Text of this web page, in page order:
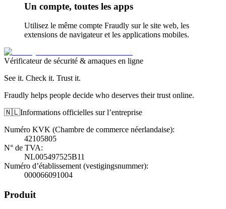
Un compte, toutes les apps
Utilisez le même compte Fraudly sur le site web, les
extensions de navigateur et les applications mobiles.
Vérificateur de sécurité & arnaques en ligne
See it. Check it. Trust it.
Fraudly helps people decide who deserves their trust online.
🇳🇱Informations officielles sur l’entreprise
Numéro KVK (Chambre de commerce néerlandaise):
42105805
N° de TVA:
NL005497525B11
Numéro d’établissement (vestigingsnummer):
000066091004
Produit